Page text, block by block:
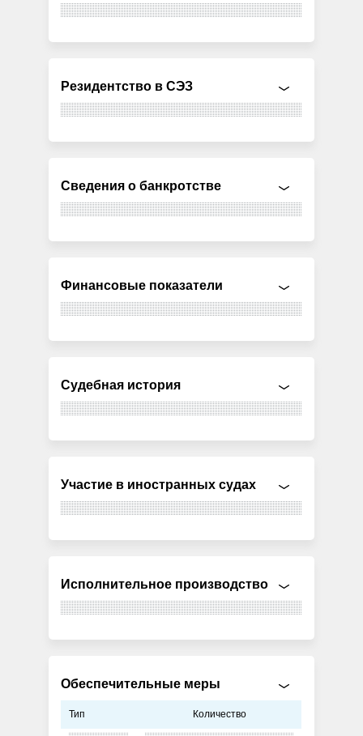
Резидентство в СЭЗ
Сведения о банкротстве
Финансовые показатели
Судебная история
Участие в иностранных судах
Исполнительное производство
Обеспечительные меры
Тип Количество